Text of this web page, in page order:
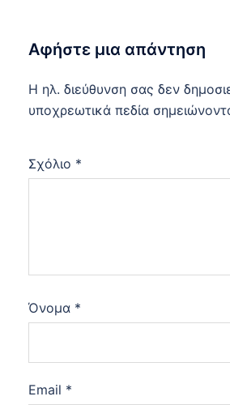
Αφήστε μια απάντηση
Η ηλ. διεύθυνση σας δεν
υποχρεωτικά πεδία
Σχόλιο *
Όνομα *
Email *